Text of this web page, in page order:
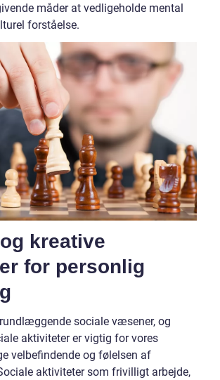
måder at vedligeholde mental
forståelse.
kreative
for personlig
sociale væsener, og
aktiviteter er vigtig for vores
velbefindende og følelsen af
aktiviteter som frivilligt arbejde,